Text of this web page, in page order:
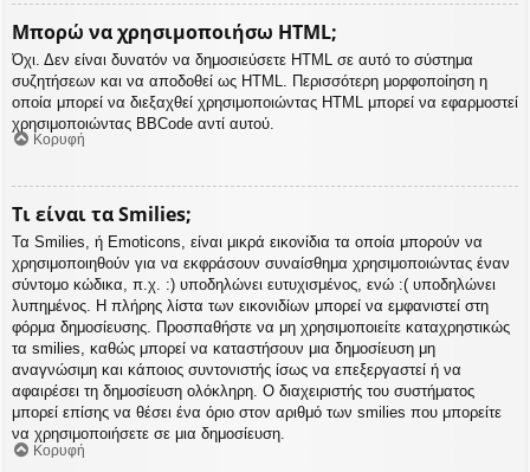
Μπορώ να χρησιμοποιήσω HTML;
Όχι. Δεν είναι δυνατόν να δημοσιεύσετε HTML σε αυτό το σύστημα
συζητήσεων και να αποδοθεί ως HTML. Περισσότερη μορφοποίηση η
οποία μπορεί να διεξαχθεί χρησιμοποιώντας HTML μπορεί να εφαρμοστεί
χρησιμοποιώντας BBCode αντί αυτού.
Κορυφή
Τι είναι τα Smilies;
Τα Smilies, ή Emoticons, είναι μικρά εικονίδια τα οποία μπορούν να
χρησιμοποιηθούν για να εκφράσουν συναίσθημα χρησιμοποιώντας έναν
σύντομο κώδικα, π.χ. :) υποδηλώνει ευτυχισμένος, ενώ :( υποδηλώνει
λυπημένος. Η πλήρης λίστα των εικονιδίων μπορεί να εμφανιστεί στη
φόρμα δημοσίευσης. Προσπαθήστε να μη χρησιμοποιείτε καταχρηστικώς
τα smilies, καθώς μπορεί να καταστήσουν μια δημοσίευση μη
αναγνώσιμη και κάποιος συντονιστής ίσως να επεξεργαστεί ή να
αφαιρέσει τη δημοσίευση ολόκληρη. Ο διαχειριστής του συστήματος
μπορεί επίσης να θέσει ένα όριο στον αριθμό των smilies που μπορείτε
να χρησιμοποιήσετε σε μια δημοσίευση.
Κορυφή